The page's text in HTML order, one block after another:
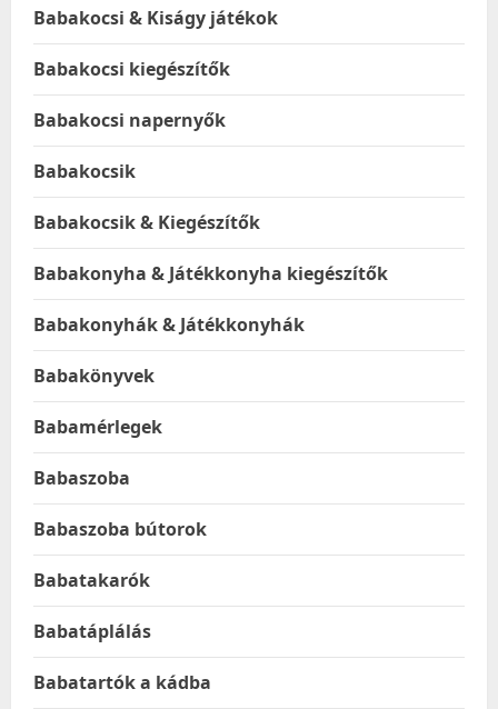
Babakocsi & Kiságy játékok
Babakocsi kiegészítők
Babakocsi napernyők
Babakocsik
Babakocsik & Kiegészítők
Babakonyha & Játékkonyha kiegészítők
Babakonyhák & Játékkonyhák
Babakönyvek
Babamérlegek
Babaszoba
Babaszoba bútorok
Babatakarók
Babatáplálás
Babatartók a kádba